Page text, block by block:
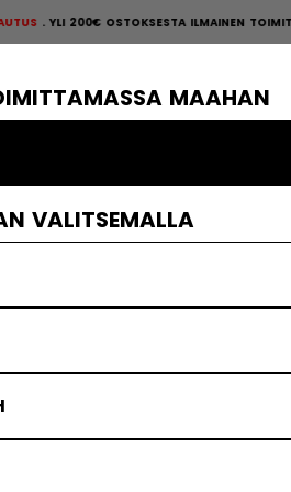
MAAHAN
VALITSEMALLA
OSTOKSESTA ILMAINEN TOIMITUS
VAATTEET